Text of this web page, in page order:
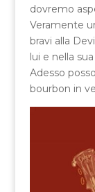
dovremo
Veramente
bravi alla
lui e nella
Adesso
bourbon in